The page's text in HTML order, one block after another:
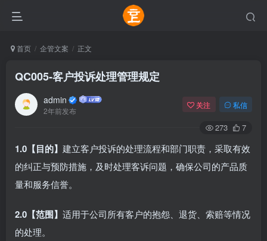
首页 企管文案 正文
QC005-客户投诉处理管理规定
admin
2年前发布
关注 私信
273 7
1.0【目的】 建立客户投诉的处理流程和部门职责，采取有效
的纠正与预防措施，及时处理客诉问题，确保公司的产品质
量和服务信誉。
2.0【范围】 适用于公司所有客户的抱怨、退货、索赔等情况
的处理。